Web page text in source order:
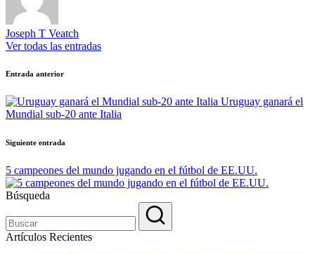
Joseph T Veatch
Ver todas las entradas
Navegación
de
entradas
Entrada anterior
Uruguay ganará el
Mundial sub-20 ante Italia
Siguiente entrada
5 campeones del mundo jugando en el fútbol de EE.UU.
Búsqueda
Artículos Recientes